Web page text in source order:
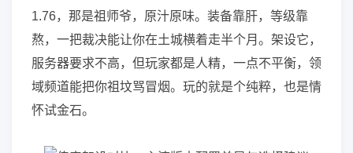
1.76，那是祖师爷，原汁原味。装备靠肝，等级靠
熬，一把裁决能让你在土城横着走半个月。架设它，
服务器要求不高，但玩家都是人精，一点不平衡，领
域频道能把你祖坟骂冒烟。玩的就是个纯粹，也是情
怀试金石。